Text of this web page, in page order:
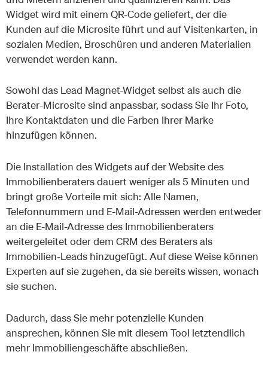
Widget wird mit einem QR-Code geliefert, der die
Kunden auf die Microsite führt und auf Visitenkarten, in
sozialen Medien, Broschüren und anderen Materialien
verwendet werden kann.
Sowohl das Lead Magnet-Widget selbst als auch die
Berater-Microsite sind anpassbar, sodass Sie Ihr Foto,
Ihre Kontaktdaten und die Farben Ihrer Marke
hinzufügen können.
Die Installation des Widgets auf der Website des
Immobilienberaters dauert weniger als 5 Minuten und
bringt große Vorteile mit sich: Alle Namen,
Telefonnummern und E-Mail-Adressen werden entweder
an die E-Mail-Adresse des Immobilienberaters
weitergeleitet oder dem CRM des Beraters als
Immobilien-Leads hinzugefügt. Auf diese Weise können
Experten auf sie zugehen, da sie bereits wissen, wonach
sie suchen.
Dadurch, dass Sie mehr potenzielle Kunden
ansprechen, können Sie mit diesem Tool letztendlich
mehr Immobiliengeschäfte abschließen.